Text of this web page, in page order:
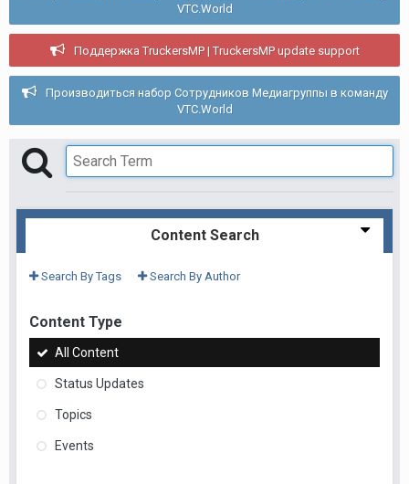
VTC.World
Поддержка TruckersMP | TruckersMP update support
Производиться набор Сотрудников Медиагруппы в команду
VTC.World
Content Search
Search By Tags Search By Author
Content Type
All Content
Status Updates
Topics
Events